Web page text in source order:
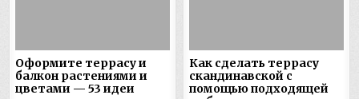
Оформите террасу и
балкон растениями и
цветами — 53 идеи
Как сделать террасу
скандинавской с
помощью подходящей